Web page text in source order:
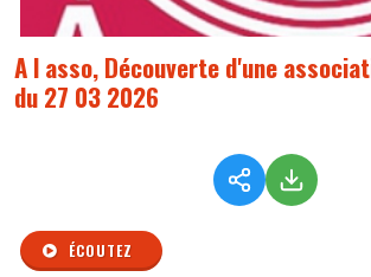
A l asso, Découverte d'une
du 27 03 2026
ÉCOUTEZ